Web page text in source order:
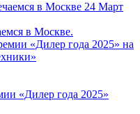
24 Март
в Москве.
«Дилер года 2025»